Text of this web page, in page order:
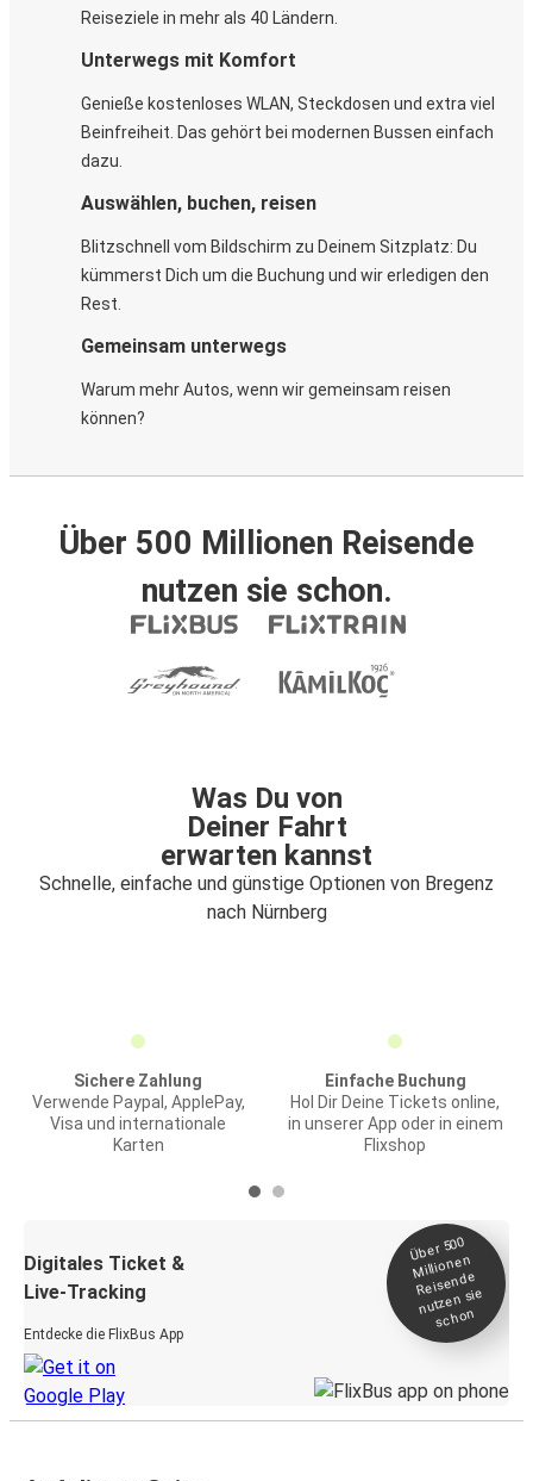
Reiseziele in mehr als 40 Ländern.
Unterwegs mit Komfort
Genieße kostenloses WLAN, Steckdosen und extra viel
Beinfreiheit. Das gehört bei modernen Bussen einfach
dazu.
Auswählen, buchen, reisen
Blitzschnell vom Bildschirm zu Deinem Sitzplatz: Du
kümmerst Dich um die Buchung und wir erledigen den
Rest.
Gemeinsam unterwegs
Warum mehr Autos, wenn wir gemeinsam reisen
können?
Über 500 Millionen Reisende
nutzen sie schon.
Was Du von
Deiner Fahrt
erwarten kannst
Schnelle, einfache und günstige Optionen von Bregenz
nach Nürnberg
Sichere Zahlung
Verwende Paypal, ApplePay,
Visa und internationale
Karten
Einfache Buchung
Hol Dir Deine Tickets online,
in unserer App oder in einem
Flixshop
Digitales Ticket &
Live-Tracking
Entdecke die FlixBus App
Über 500
Millionen
Reisende
nutzen sie
schon